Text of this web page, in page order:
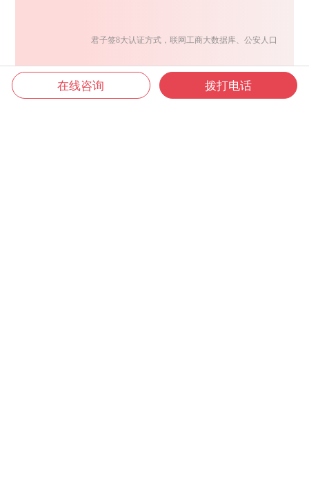
君子签8大认证方式，联网工商大数据库、公安人口
在线咨询 拨打电话